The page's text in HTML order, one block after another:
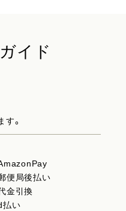
イド
。
便局後払い
金引換
払い